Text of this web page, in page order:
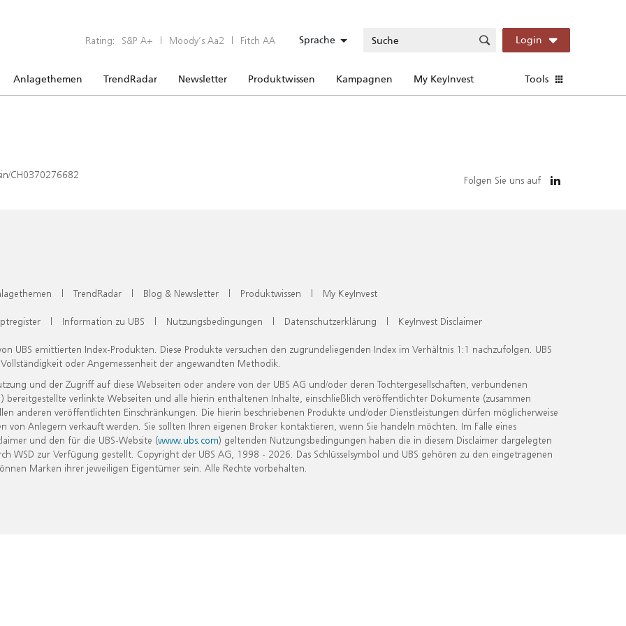
Rating: S&P A+ | Moody’s Aa2 | Fitch AA Sprache Login
Anlagethemen TrendRadar Newsletter Produktwissen Kampagnen My KeyInvest Tools
CH0370276682 Folgen Sie uns auf
| TrendRadar | Blog & Newsletter | Produktwissen | My KeyInvest
| Information zu UBS | Nutzungsbedingungen | Datenschutzerklärung | KeyInvest Disclaimer
UBS emittierten Index-Produkten. Diese Produkte versuchen den zugrundeliegenden Index im Verhältnis 1:1 nachzufolgen. UBS
oder Angemessenheit der angewandten Methodik.
und der Zugriff auf diese Webseiten oder andere von der UBS AG und/oder deren Tochtergesellschaften, verbundenen
verlinkte Webseiten und alle hierin enthaltenen Inhalte, einschließlich veröffentlichter Dokumente (zusammen
anderen veröffentlichten Einschränkungen. Die hierin beschriebenen Produkte und/oder Dienstleistungen dürfen möglicherweise
Anlegern verkauft werden. Sie sollten Ihren eigenen Broker kontaktieren, wenn Sie handeln möchten. Im Falle eines
und den für die UBS-Website (www.ubs.com) geltenden Nutzungsbedingungen haben die in diesem Disclaimer dargelegten
zur Verfügung gestellt. Copyright der UBS AG, 1998 - 2026. Das Schlüsselsymbol und UBS gehören zu den eingetragenen
Marken ihrer jeweiligen Eigentümer sein. Alle Rechte vorbehalten.